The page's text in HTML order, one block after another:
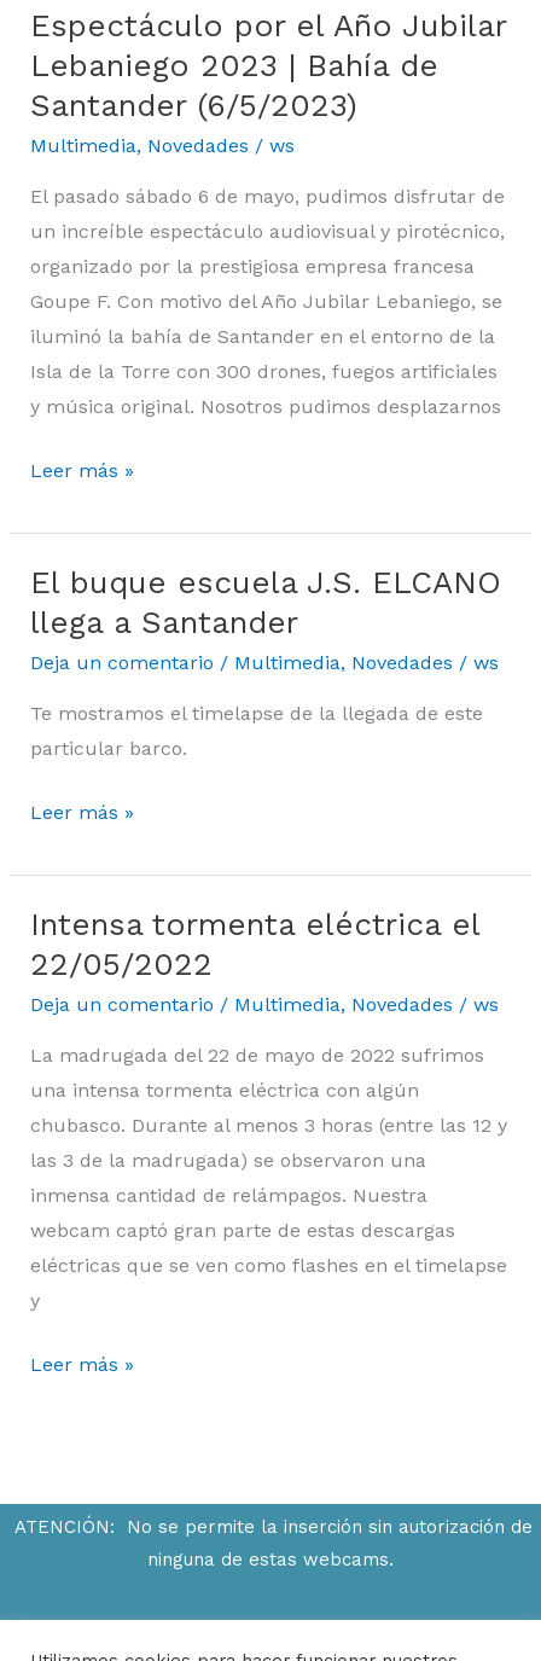
Espectáculo por el Año Jubilar
Lebaniego 2023 | Bahía de
Santander (6/5/2023)
Multimedia, Novedades / ws
El pasado sábado 6 de mayo, pudimos disfrutar de
un increíble espectáculo audiovisual y pirotécnico,
organizado por la prestigiosa empresa francesa
Goupe F. Con motivo del Año Jubilar Lebaniego, se
iluminó la bahía de Santander en el entorno de la
Isla de la Torre con 300 drones, fuegos artificiales
y música original. Nosotros pudimos desplazarnos
Camino
de
✨
–
Espectáculo
por
el
Año
Jubilar
Lebaniego
2023
Bahía
(6/5/2023)
Leer más »
El buque escuela J.S. ELCANO
llega a Santander
Deja un comentario / Multimedia, Novedades / ws
Te mostramos el timelapse de la llegada de este
particular barco.
El
buque
ELCANO
llega
Santander
Leer más »
Intensa tormenta eléctrica el
22/05/2022
Deja un comentario / Multimedia, Novedades / ws
La madrugada del 22 de mayo de 2022 sufrimos
una intensa tormenta eléctrica con algún
chubasco. Durante al menos 3 horas (entre las 12 y
las 3 de la madrugada) se observaron una
inmensa cantidad de relámpagos. Nuestra
webcam captó gran parte de estas descargas
eléctricas que se ven como flashes en el timelapse
y
Intensa
tormenta
22/05/2022
Leer más »
ATENCIÓN: No se permite la inserción sin autorización de
ninguna de estas webcams.